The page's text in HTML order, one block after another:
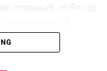
യാമി സോന,
ശ്രീരംഗ്, ദാവീദ്